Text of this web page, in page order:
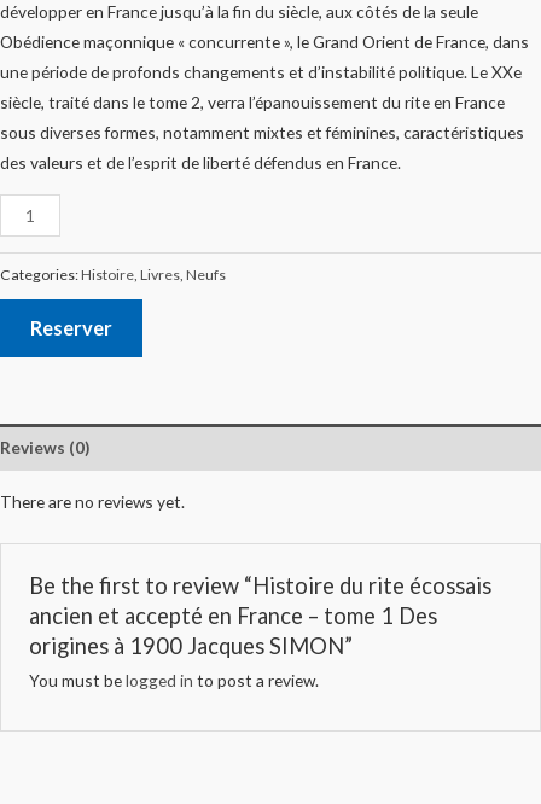
développer en France jusqu’à la fin du siècle, aux côtés de la seule
Obédience maçonnique « concurrente », le Grand Orient de France, dans
une période de profonds changements et d’instabilité politique. Le XXe
siècle, traité dans le tome 2, verra l’épanouissement du rite en France
sous diverses formes, notamment mixtes et féminines, caractéristiques
des valeurs et de l’esprit de liberté défendus en France.
Categories:Histoire Livres Neufs
Reserver
Reviews (0)
There are no reviews yet.
Be the first to review “Histoire du rite écossais
ancien et accepté en France – tome 1 Des
origines à 1900 Jacques SIMON”
You must belogged in to post a review.